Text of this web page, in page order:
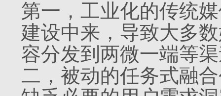
第一，工业化的传统
建设中来，导致大多
容分发到两微一端等
二，被动的任务式融